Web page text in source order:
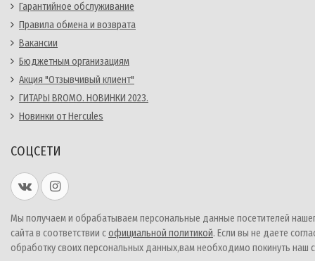
Гарантийное обслуживание
Правила обмена и возврата
Вакансии
Бюджетным организациям
Акция "Отзывчивый клиент"
ГИТАРЫ BROMO. НОВИНКИ 2023.
Новинки от Hercules
СОЦСЕТИ
Мы получаем и обрабатываем персональные данные посетителей
сайта в соответствии софициальной политикой. Если вы не даете
обработку своих персональных данных,вам необходимо покинуть наш